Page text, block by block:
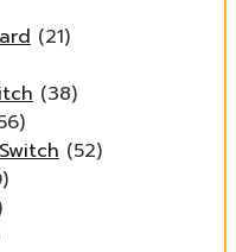
(21)
(38)
(52)